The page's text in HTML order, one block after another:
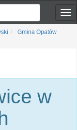
Gmina Opatów
w